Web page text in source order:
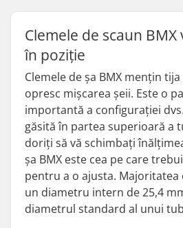
Clemele de scaun
în poziție
Clemele de șa BMX mențin
opresc mișcarea șeii. Este o
importantă a configurației
găsită în partea superioară a
doriți să vă schimbați
șa BMX este cea pe care
pentru a o ajusta. Majoritatea
un diametru intern de 25,4
diametrul standard al unui tub